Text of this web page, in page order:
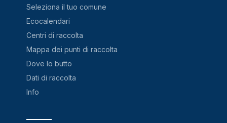
Seleziona il tuo comune
Ecocalendari
Centri di raccolta
Mappa dei punti di raccolta
Dove lo butto
Dati di raccolta
Info